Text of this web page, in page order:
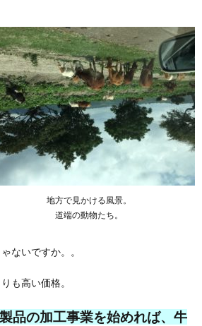
地方で見かける風景。
道端の動物たち。
ないですか。。
も高い価格。
品の加工事業を始めれば、牛